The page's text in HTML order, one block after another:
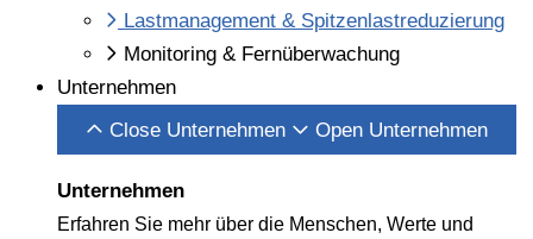
Lastmanagement & Spitzenlastreduzierung
Monitoring & Fernüberwachung
Unternehmen
Close Unternehmen
Open Unternehmen
Unternehmen
Erfahren Sie mehr über die Menschen, Werte und